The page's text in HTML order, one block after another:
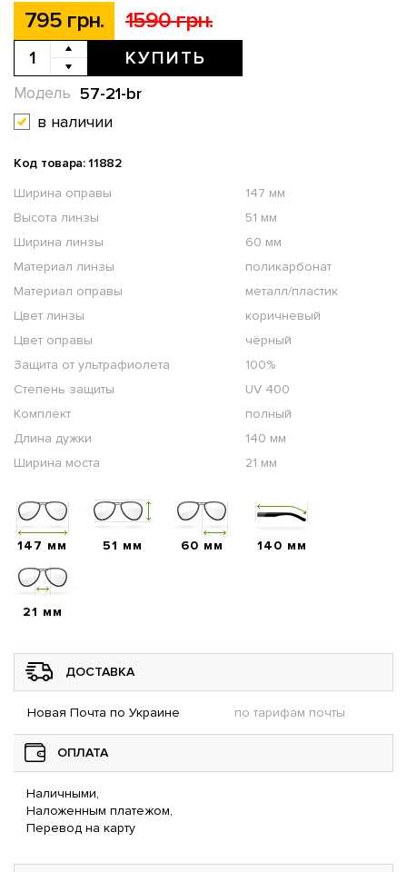
795 грн. 1590 грн.
КУПИТЬ
57-21-br
Модель
в наличии
Код товара: 11882
Ширина оправы
147 мм
Высота линзы
51 мм
Ширина линзы
60 мм
Материал линзы
поликарбонат
Материал оправы
металл/пластик
Цвет линзы
коричневый
Цвет оправы
чёрный
Защита от ультрафиолета
100%
Степень защиты
UV 400
Комплект
полный
Длина дужки
140 мм
Ширина моста
21 мм
147 мм 51 мм 60 мм 140 мм
21 мм
ДОСТАВКА
Новая Почта по Украине по тарифам почты
ОПЛАТА
Наличными,
Наложенным платежом,
Перевод на карту